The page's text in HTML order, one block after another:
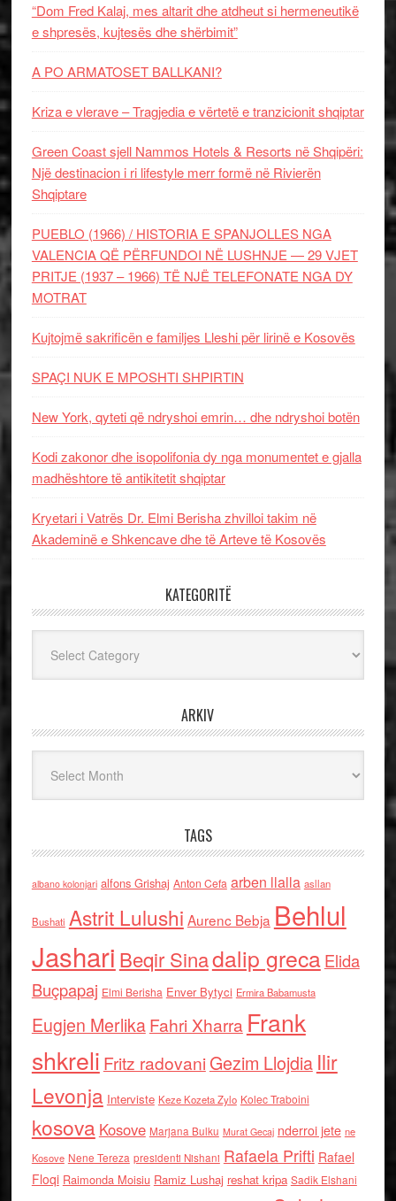
“Dom Fred Kalaj, mes altarit dhe atdheut si hermeneutikë
e shpresës, kujtesës dhe shërbimit”
A PO ARMATOSET BALLKANI?
Kriza e vlerave – Tragjedia e vërtetë e tranzicionit shqiptar
Green Coast sjell Nammos Hotels & Resorts në Shqipëri:
Një destinacion i ri lifestyle merr formë në Rivierën
Shqiptare
PUEBLO (1966) / HISTORIA E SPANJOLLES NGA
VALENCIA QË PËRFUNDOI NË LUSHNJE — 29 VJET
PRITJE (1937 – 1966) TË NJË TELEFONATE NGA DY
MOTRAT
Kujtojmë sakrificën e familjes Lleshi për lirinë e Kosovës
SPAÇI NUK E MPOSHTI SHPIRTIN
New York, qyteti që ndryshoi emrin… dhe ndryshoi botën
Kodi zakonor dhe isopolifonia dy nga monumentet e gjalla
madhështore të antikitetit shqiptar
Kryetari i Vatrës Dr. Elmi Berisha zhvilloi takim në
Akademinë e Shkencave dhe të Arteve të Kosovës
KATEGORITË
ARKIV
TAGS
albano kolonjari alfons Grishaj Anton Cefa arben llalla asllan
Bushati Astrit Lulushi Aurenc Bebja Behlul
Jashari Beqir Sinadalip grecaElida
Buçpapaj Elmi Berisha Enver Bytyci Ermira Babamusta
Eugjen MerlikaFahri Xharra Frank
shkreli Fritz radovaniGezim Llojdia Ilir
Levonja Interviste Keze Kozeta Zylo Kolec Traboini
kosova Kosove Marjana Bulku Murat Gecaj nderroi jete ne
Kosove Nene Tereza presidenti Nishani Rafaela Prifti Rafael
Floqi Raimonda Moisiu Ramiz Lushaj reshat kripa Sadik Elshani